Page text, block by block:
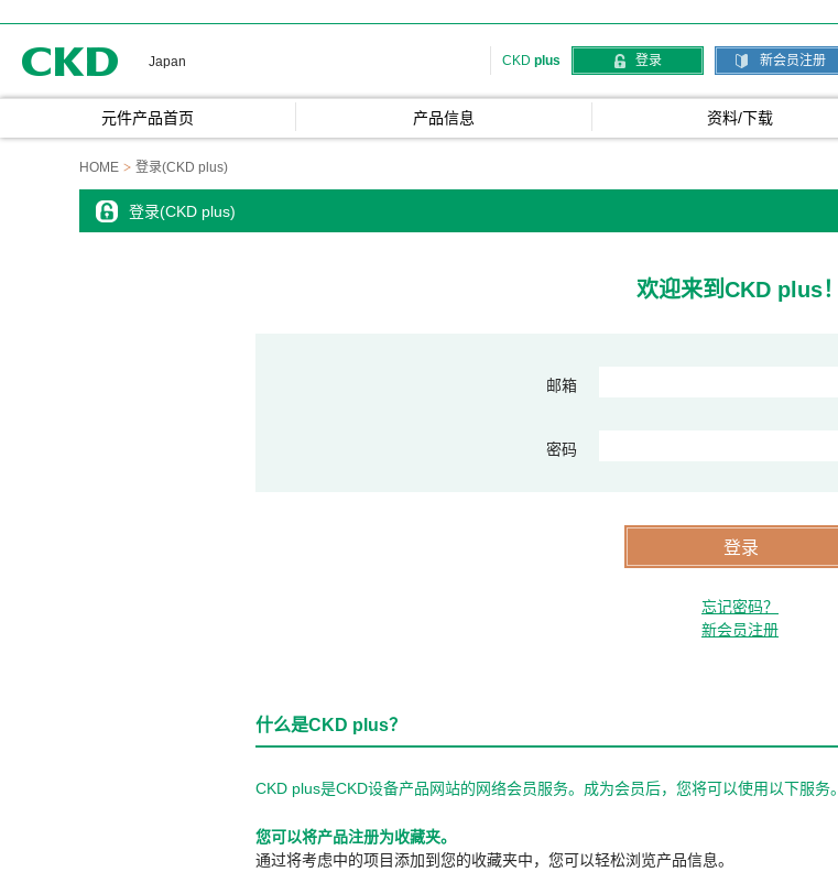
Japan CKD plus 登录 新会员注册
元件产品首页 产品信息 资料/下载
HOME 登录(CKD plus)
登录(CKD plus)
欢迎来到CKD plus！
邮箱
密码
忘记密码？
新会员注册
什么是CKD plus？
CKD plus是CKD设备产品网站的网络会员服务。成为会员后，您将可以使用以下服务。
您可以将产品注册为收藏夹。
通过将考虑中的项目添加到您的收藏夹中，您可以轻松浏览产品信息。